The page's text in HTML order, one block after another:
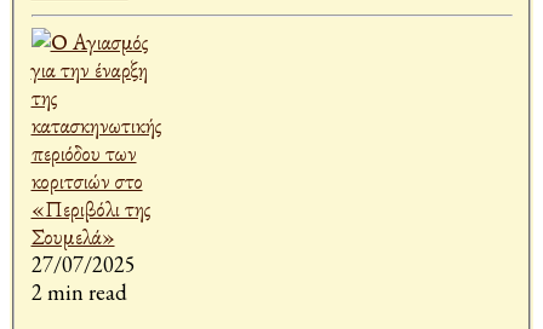
27/07/2025
2 min read